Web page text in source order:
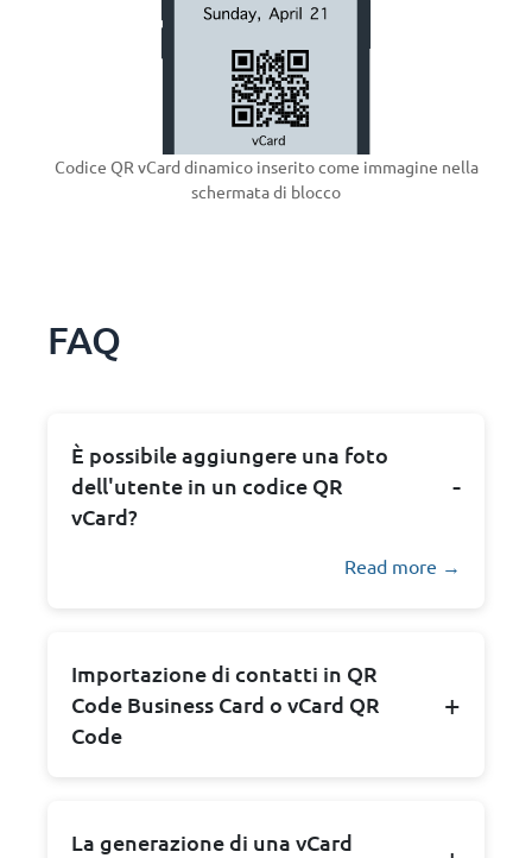
Codice QR vCard dinamico inserito come immagine nella
schermata di blocco
FAQ
È possibile aggiungere una foto
dell'utente in un codice QR
vCard?
Read more →
Importazione di contatti in QR
Code Business Card o vCard QR
Code
La generazione di una vCard